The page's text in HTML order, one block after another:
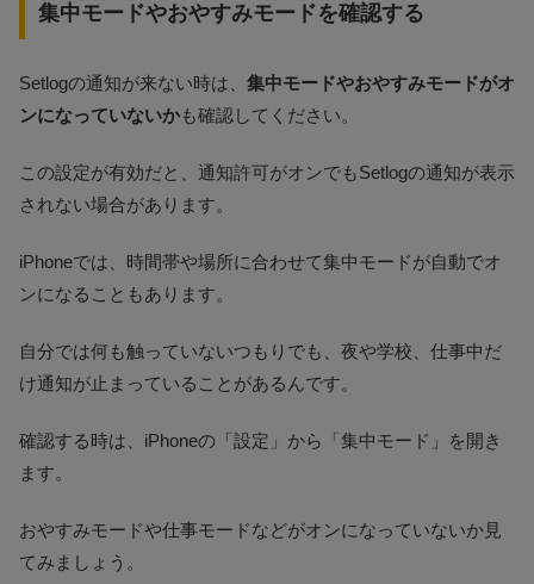
集中モードやおやすみモードを確認する
Setlogの通知が来ない時は、 集中モードやおやすみモードがオ
ンになっていないかも確認してください。
この設定が有効だと、通知許可がオンでもSetlogの通知が表示
されない場合があります。
iPhoneでは、時間帯や場所に合わせて集中モードが自動でオ
ンになることもあります。
自分では何も触っていないつもりでも、夜や学校、仕事中だ
け通知が止まっていることがあるんです。
確認する時は、iPhoneの「設定」から「集中モード」を開き
ます。
おやすみモードや仕事モードなどがオンになっていないか見
てみましょう。